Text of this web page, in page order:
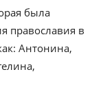
была
православия в
Антонина,